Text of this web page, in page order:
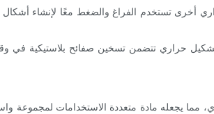
أخرى تستخدم الفراغ والضغط معًا لإنشاء
حراري تتضمن تسخين صفائح بلاستيكية في